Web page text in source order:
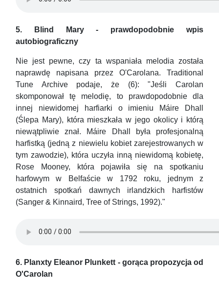
5. Blind Mary - prawdopodobnie wpis
autobiograficzny
Nie jest pewne, czy ta wspaniała melodia została
naprawdę napisana przez O'Carolana. Traditional
Tune Archive podaje, że (6): "Jeśli Carolan
skomponował tę melodię, to prawdopodobnie dla
innej niewidomej harfiarki o imieniu Máire Dhall
(Ślepa Mary), która mieszkała w jego okolicy i którą
niewątpliwie znał. Máire Dhall była profesjonalną
harfistką (jedną z niewielu kobiet zarejestrowanych w
tym zawodzie), która uczyła inną niewidomą kobietę,
Rose Mooney, która pojawiła się na spotkaniu
harfowym w Belfaście w 1792 roku, jednym z
ostatnich spotkań dawnych irlandzkich harfistów
(Sanger & Kinnaird, Tree of Strings, 1992)."
6. Planxty Eleanor Plunkett - gorąca propozycja od
O'Carolan